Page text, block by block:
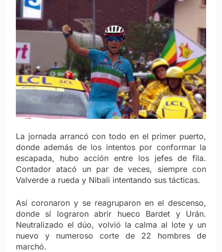
La jornada arrancó con todo en el primer puerto,
donde además de los intentos por conformar la
escapada, hubo acción entre los jefes de fila.
Contador atacó un par de veces, siempre con
Valverde a rueda y Nibali intentando sus tácticas.
Así coronaron y se reagruparon en el descenso,
donde sí lograron abrir hueco Bardet y Urán.
Neutralizado el dúo, volvió la calma al lote y un
nuevo y numeroso corte de 22 hombres de
marchó.